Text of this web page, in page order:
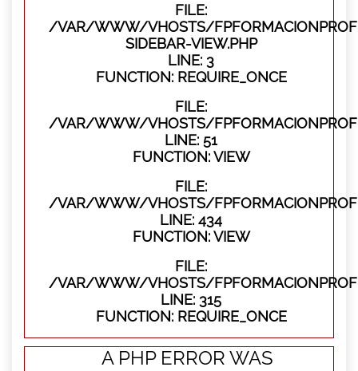
FILE:
/VAR/WWW/VHOSTS/
SIDEBAR-VIEW.PHP
LINE: 3
FUNCTION: REQUIRE_ONCE
FILE:
/VAR/WWW/VHOSTS/
LINE: 51
FUNCTION: VIEW
FILE:
/VAR/WWW/VHOSTS/
LINE: 434
FUNCTION: VIEW
FILE:
/VAR/WWW/VHOSTS/
LINE: 315
FUNCTION: REQUIRE_ONCE
A PHP ERROR WAS